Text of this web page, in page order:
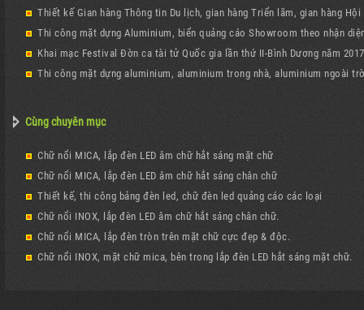
Thiết kế Gian hàng Thông tin Du lịch, gian hàng Triển lãm, gian hàng Hội
Thi công mặt dựng Aluminium, biển quảng cáo Showroom theo nhận
Khai mạc Festival Đờn ca tài tử Quốc gia lần thứ II-Bình Dương năm 2017
Thi công mặt dựng aluminium, aluminium trong nhà, aluminium ngoài
Cùng chuyên mục
Chữ nổi MICA, lắp đèn LED âm chữ hắt sáng mặt chữ
Chữ nổi MICA, lắp đèn LED âm chữ hắt sáng chân chữ
Thiết kế, thi công bảng đèn led, chữ đèn led quảng cáo các loại
Chữ nổi INOX, lắp đèn LED âm chữ hắt sáng chân chữ.
Chữ nổi MICA, lắp đèn tròn trên mặt chữ cực đẹp & độc.
Chữ nổi INOX, mặt chữ mica, bên trong lắp đèn LED hắt sáng mặt chữ.